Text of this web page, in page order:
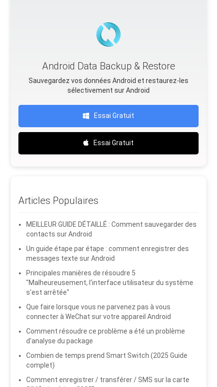
Android Data Backup & Restore
Sauvegardez vos données Android et restaurez-les
sélectivement sur Android
Essai Gratuit
Essai Gratuit
Articles Populaires
MEILLEUR GUIDE DÉTAILLÉ : Comment sauvegarder des
contacts sur Android
Un guide étape par étape : comment enregistrer des
messages texte sur Android
Principales manières de résoudre 5
"Malheureusement, l'interface utilisateur du système
s'est arrêtée"
Que faire lorsque vous ne parvenez pas à vous
connecter à WeChat sur votre appareil Android
Comment résoudre ce problème a été un problème
d'analyse du package
Combien de temps prend Smart Switch (2025 Guide
complet)
Comment enregistrer / transférer / SMS sur la carte